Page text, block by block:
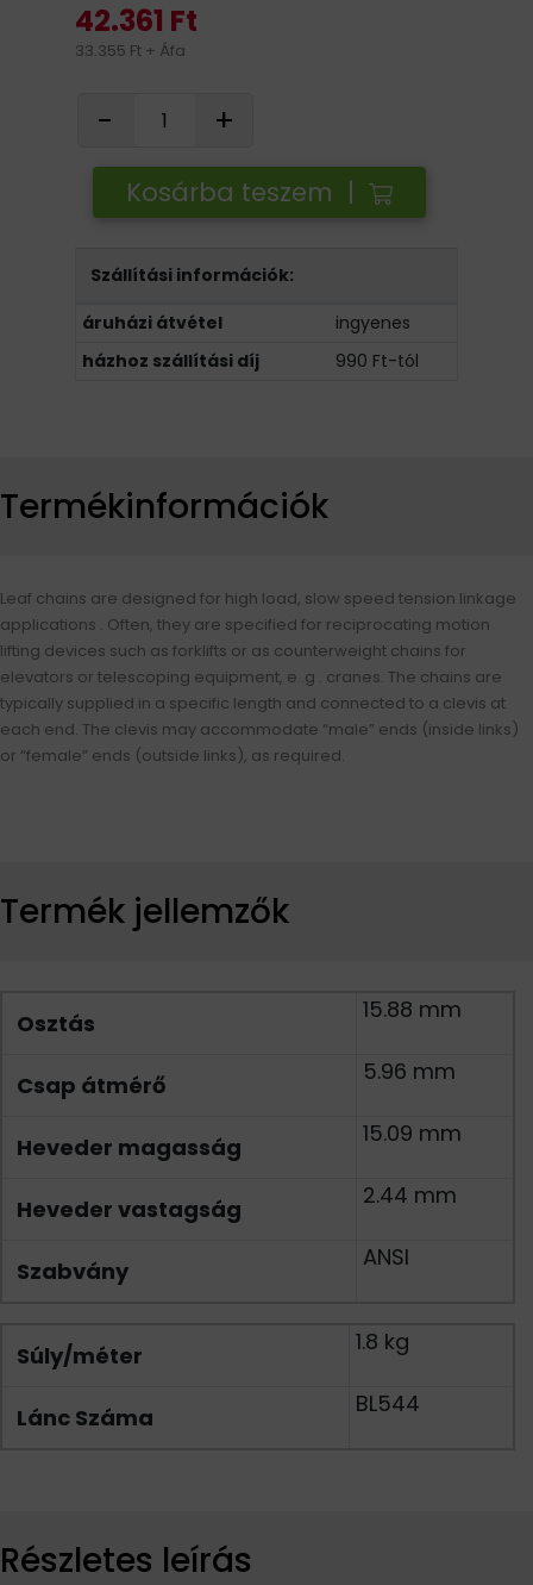
42.361 Ft
33.355 Ft + Áfa
- +
Kosárba teszem |
Szállítási információk:
áruházi átvétel
ingyenes
házhoz szállítási díj
990 Ft-tól
Termékinformációk
Leaf chains are designed for high load, slow speed tension linkage
applications . Often, they are specified for reciprocating motion
lifting devices such as forklifts or as counterweight chains for
elevators or telescoping equipment, e .g . cranes. The chains are
typically supplied in a specific length and connected to a clevis at
each end. The clevis may accommodate “male” ends (inside links)
or “female” ends (outside links), as required.
Termék jellemzők
Osztás 15.88 mm
Csap átmérő 5.96 mm
Heveder magasság 15.09 mm
Heveder vastagság 2.44 mm
Szabvány ANSI
Súly/méter 1.8 kg
Lánc Száma BL544
Részletes leírás